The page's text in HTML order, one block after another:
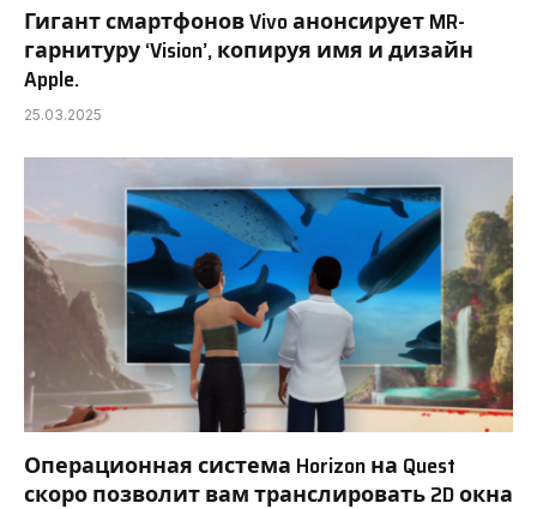
Гигант смартфонов Vivo анонсирует MR-
гарнитуру ‘Vision’, копируя имя и дизайн
Apple.
25.03.2025
Операционная система Horizon на Quest
скоро позволит вам транслировать 2D окна